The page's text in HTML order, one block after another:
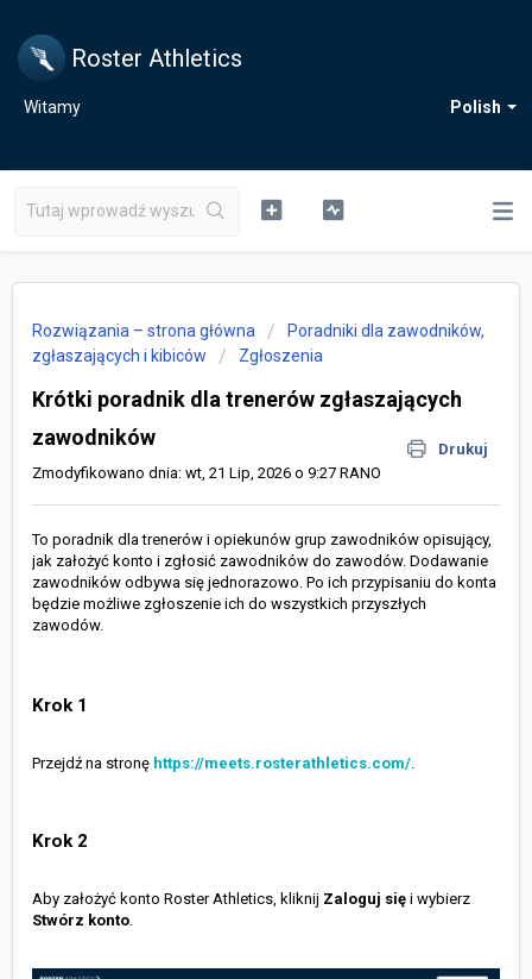
Roster Athletics
Polish
Witamy
Rozwiązania – strona główna
Poradniki dla zawodników,
zgłaszających i kibiców
Zgłoszenia
Krótki poradnik dla trenerów zgłaszających
zawodników
Drukuj
Zmodyfikowano dnia: wt, 21 Lip, 2026 o 9:27 RANO
To poradnik dla trenerów i opiekunów grup zawodników opisujący,
jak założyć konto i zgłosić zawodników do zawodów. Dodawanie
zawodników odbywa się jednorazowo. Po ich przypisaniu do konta
będzie możliwe zgłoszenie ich do wszystkich przyszłych
zawodów.
Krok 1
Przejdź na stronę https://meets.rosterathletics.com/.
Krok 2
Aby założyć konto Roster Athletics, kliknij Zaloguj się i wybierz
Stwórz konto.